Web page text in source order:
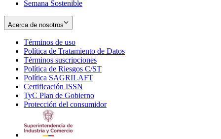
Semana Sostenible
Acerca de nosotros
Términos de uso
in
new
window
Política de Tratamiento de Datos
Términos suscripciones
in
Política de Riesgos C/ST
Política SAGRILAFT
new
window
Certificación ISSN
in
new
TyC Plan de Gobierno
in
Protección del consumidorOpens